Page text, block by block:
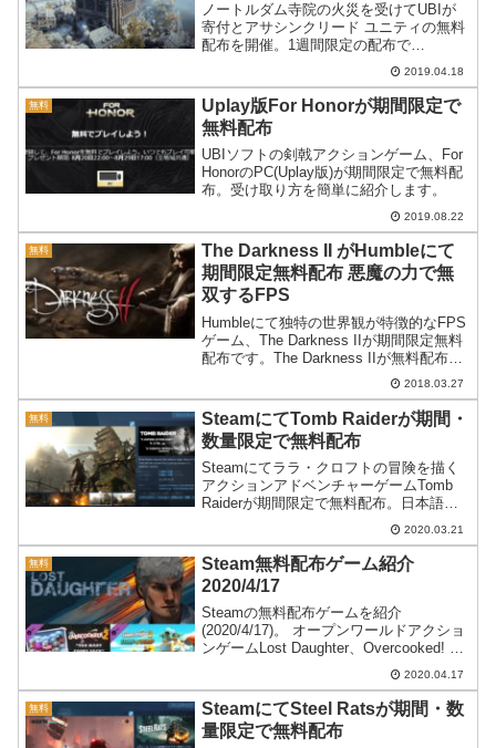
ノートルダム寺院の火災を受けてUBIが
寄付とアサシンクリード ユニティの無料
配布を開催。1週間限定の配布で
PC(Uplay)版のAssassin’s Creed Unityが
受け取れます。この記事では入手方法を
紹介します。
2019.04.18
無料
Uplay版For Honorが期間限定で
無料配布
UBIソフトの剣戟アクションゲーム、For
HonorのPC(Uplay版)が期間限定で無料配
布。受け取り方を簡単に紹介します。
2019.08.22
無料
The Darkness II がHumbleにて
期間限定無料配布 悪魔の力で無
双するFPS
Humbleにて独特の世界観が特徴的なFPS
ゲーム、The Darkness IIが期間限定無料
配布です。The Darkness IIが無料配布体
内に宿した悪魔の力を使い敵を倒す
FPS、The Darkness IIがHumble にて
無...
2018.03.27
無料
SteamにてTomb Raiderが期間・
数量限定で無料配布
Steamにてララ・クロフトの冒険を描く
アクションアドベンチャーゲームTomb
Raiderが期間限定で無料配布。日本語別
売でも話題になった作品です。 2020.03.21
無料
Steam無料配布ゲーム紹介
2020/4/17
Steamの無料配布ゲームを紹介
(2020/4/17)。 オープンワールドアクショ
ンゲームLost Daughter、Overcooked! 2
2020.04.17
無料
SteamにてSteel Ratsが期間・数
量限定で無料配布